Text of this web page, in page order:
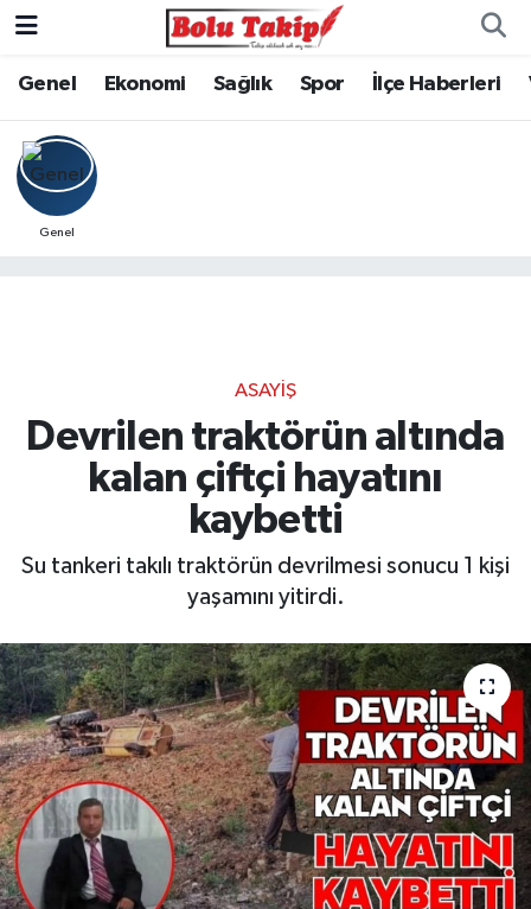
Genel Ekonomi Sağlık Spor İlçe Haberleri
Genel
ASAYIŞ
Devrilen traktörün altında
kalan çiftçi hayatını
kaybetti
Su tankeri takılı traktörün devrilmesi sonucu 1 kişi
yaşamını yitirdi.